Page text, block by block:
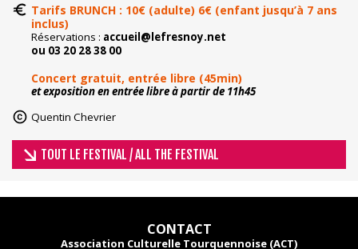
Tarifs BRUNCH : 10€ (adulte) 6€ (enfant jusqu’à 7 ans
inclus)
Réservations : accueil@lefresnoy.net
ou 03 20 28 38 00
Concert gratuit, entrée libre (45min)
et exposition en entrée libre à partir de 11h45
Quentin Chevrier
TOUT LE FESTIVAL / ALL THE FESTIVAL
CONTACT
Association Culturelle Tourquennoise (ACT)